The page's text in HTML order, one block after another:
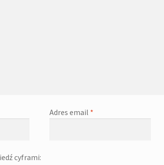
Adres email *
cyframi: